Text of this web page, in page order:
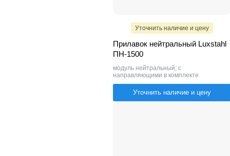
Уточнить наличие и цену
Прилавок нейтральный Luxstahl
ПН-1500
модуль нейтральный; с
направляющими в комплекте
Уточнить наличие и цену